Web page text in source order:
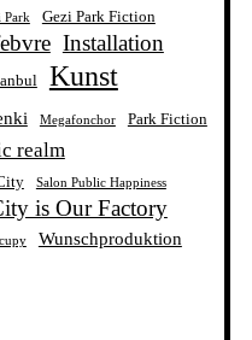
Park Gezi Park Fiction
Installation
Kunst
Megafonchor Park Fiction
realm
Salon Public Happiness
is Our Factory
Wunschproduktion